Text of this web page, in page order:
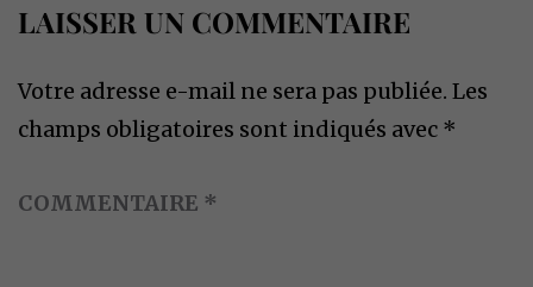
LAISSER UN COMMENTAIRE
Votre adresse e-mail ne sera pas publiée. Les
champs obligatoires sont indiqués avec *
COMMENTAIRE *